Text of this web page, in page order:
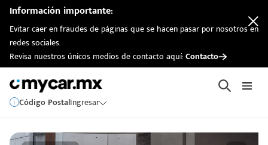
Información importante:
Evitar caer en fraudes de páginas que se hacen pasar por nosotros en
redes sociales.
Revisa nuestros únicos medios de contacto aquí:Contacto
Código PostalIngresar